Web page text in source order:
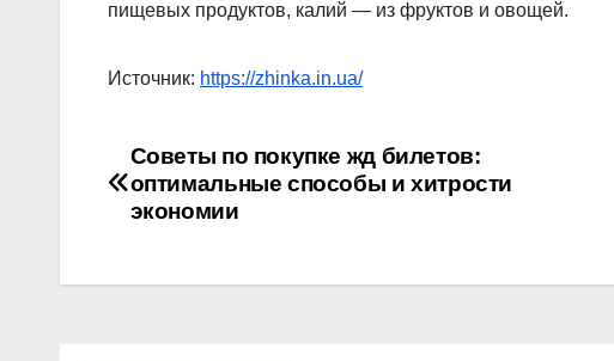
пищевых продуктов, калий — из фруктов и овощей.
Источник: https://zhinka.in.ua/
Навігація
записів
Советы по покупке жд билетов:
оптимальные способы и хитрости
экономии